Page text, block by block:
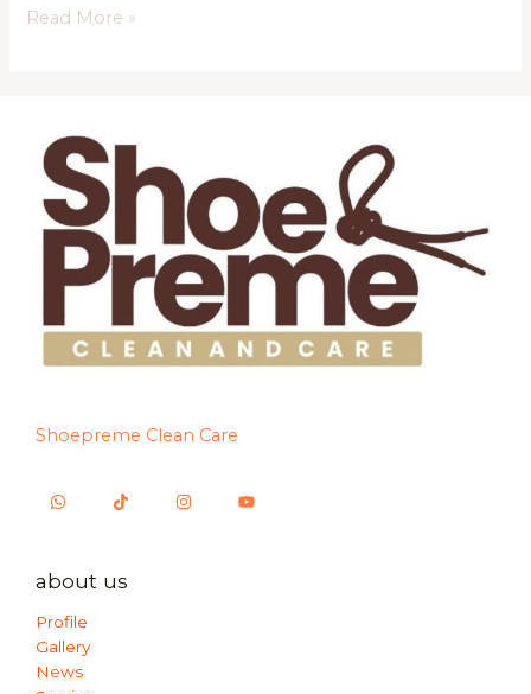
Read More »
Shoepreme Clean Care
about us
Profile
Gallery
News